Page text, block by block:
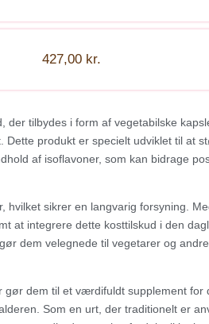
427,00 kr.
der tilbydes i form af vegetabilske
produkt er specielt udviklet til at
af isoflavoner, som kan bidrage
hvilket sikrer en langvarig forsyning.
at integrere dette kosttilskud i den
dem velegnede til vegetarer og
dem til et værdifuldt supplement for
Som en urt, der traditionelt er